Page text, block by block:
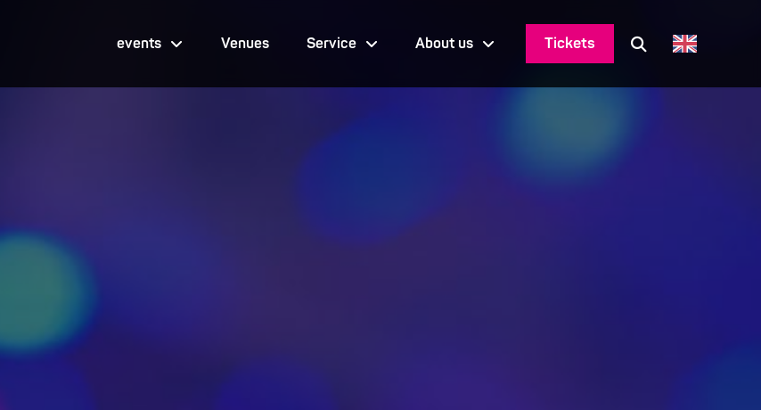
events Venues Service About us Tickets